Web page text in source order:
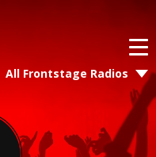
All Frontstage Radios